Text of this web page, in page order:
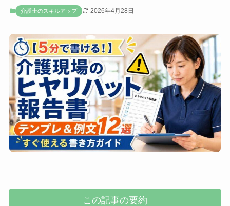
介護士のスキルアップ 2026年4月28日
この記事の要約